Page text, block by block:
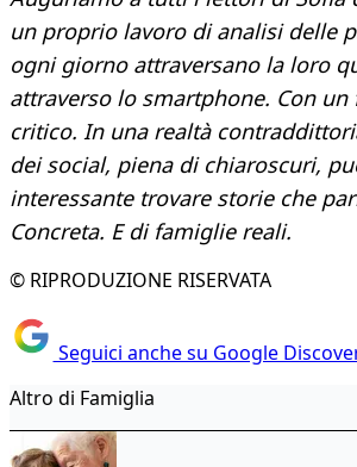
un proprio lavoro di analisi delle
ogni giorno attraversano la loro
attraverso lo smartphone. Con un
critico. In una realtà
dei social, piena di chiaroscuri,
interessante trovare storie che
Concreta. E di famiglie reali.
© RIPRODUZIONE RISERVATA
Seguici anche su Google
Altro di Famiglia